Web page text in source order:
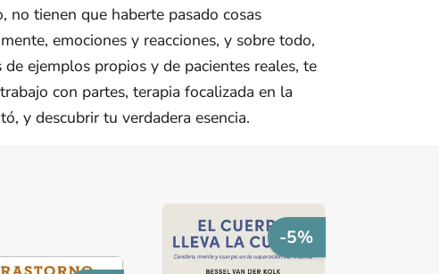
no tienen que haberte pasado cosas
emociones y reacciones, y sobre todo,
ejemplos propios y de pacientes reales, te
con partes, terapia focalizada en la
y descubrir tu verdadera esencia.
-5%